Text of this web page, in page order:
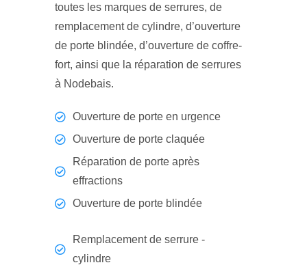
toutes les marques de serrures, de
remplacement de cylindre, d’ouverture
de porte blindée, d’ouverture de coffre-
fort, ainsi que la réparation de serrures
à Nodebais.
Ouverture de porte en urgence
Ouverture de porte claquée
Réparation de porte après
effractions
Ouverture de porte blindée
Remplacement de serrure -
cylindre